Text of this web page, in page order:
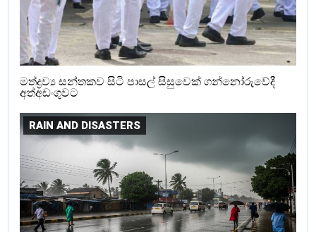
මත්ද්‍රව්‍ය සන්තකව සිටි පාසල් සිසුවෙක් ගන්නෝරුවේදී
අත්අඩංගුවට
RAIN AND DISASTERS